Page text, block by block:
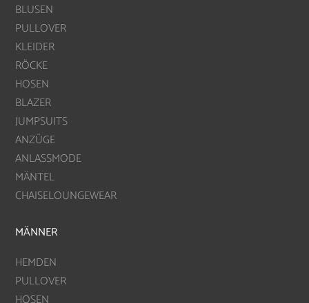
BLUSEN
PULLOVER
KLEIDER
RÖCKE
HOSEN
BLAZER
JUMPSUITS
ANZÜGE
ANLASSMODE
MÄNTEL
CHAISELOUNGEWEAR
MÄNNER
HEMDEN
PULLOVER